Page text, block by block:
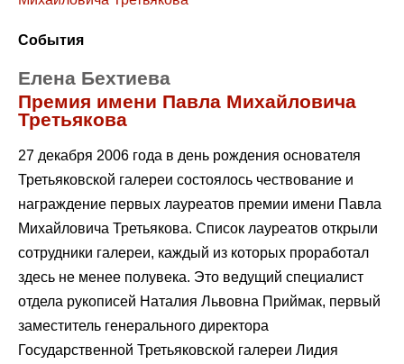
События
Елена Бехтиева
Премия имени Павла Михайловича
Третьякова
27 декабря 2006 года в день рождения основателя
Третьяковской галереи состоялось чествование и
награждение первых лауреатов премии имени Павла
Михайловича Третьякова. Список лауреатов открыли
сотрудники галереи, каждый из которых проработал
здесь не менее полувека. Это ведущий специалист
отдела рукописей Наталия Львовна Приймак, первый
заместитель генерального директора
Государственной Третьяковской галереи Лидия